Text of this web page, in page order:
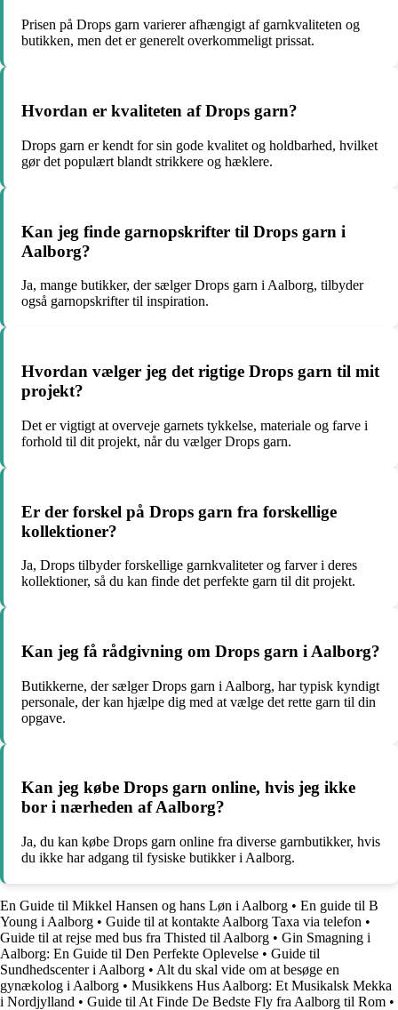
Prisen på Drops garn varierer afhængigt af garnkvaliteten og
butikken, men det er generelt overkommeligt prissat.
Hvordan er kvaliteten af Drops garn?
Drops garn er kendt for sin gode kvalitet og holdbarhed, hvilket
gør det populært blandt strikkere og hæklere.
Kan jeg finde garnopskrifter til Drops garn i
Aalborg?
Ja, mange butikker, der sælger Drops garn i Aalborg, tilbyder
også garnopskrifter til inspiration.
Hvordan vælger jeg det rigtige Drops garn til mit
projekt?
Det er vigtigt at overveje garnets tykkelse, materiale og farve i
forhold til dit projekt, når du vælger Drops garn.
Er der forskel på Drops garn fra forskellige
kollektioner?
Ja, Drops tilbyder forskellige garnkvaliteter og farver i deres
kollektioner, så du kan finde det perfekte garn til dit projekt.
Kan jeg få rådgivning om Drops garn i Aalborg?
Butikkerne, der sælger Drops garn i Aalborg, har typisk kyndigt
personale, der kan hjælpe dig med at vælge det rette garn til din
opgave.
Kan jeg købe Drops garn online, hvis jeg ikke
bor i nærheden af Aalborg?
Ja, du kan købe Drops garn online fra diverse garnbutikker, hvis
du ikke har adgang til fysiske butikker i Aalborg.
En Guide til Mikkel Hansen og hans Løn i Aalborg • En guide til B
Young i Aalborg • Guide til at kontakte Aalborg Taxa via telefon •
Guide til at rejse med bus fra Thisted til Aalborg • Gin Smagning i
Aalborg: En Guide til Den Perfekte Oplevelse • Guide til
Sundhedscenter i Aalborg • Alt du skal vide om at besøge en
gynækolog i Aalborg • Musikkens Hus Aalborg: Et Musikalsk Mekka
i Nordjylland • Guide til At Finde De Bedste Fly fra Aalborg til Rom •